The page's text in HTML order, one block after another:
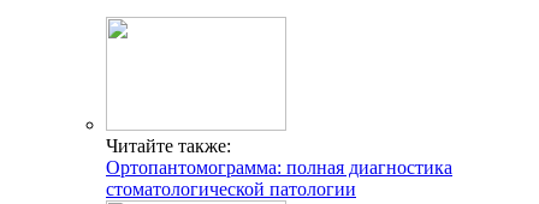
Читайте также:
Ортопантомограмма: полная диагностика
стоматологической патологии